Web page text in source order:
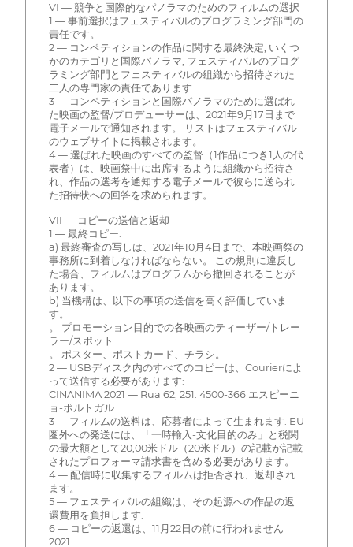
VI — 競争と国際的なパノラマのためのフィルムの選択
1 — 事前選択はフェスティバルのプログラミング部門の
責任です。
2 — コンペティションの作品に関する最終決定, いくつ
かのカテゴリと国際パノラマ, フェスティバルのプログ
ラミング部門とフェスティバルの組織から招待された
二人の専門家の責任であります.
3 — コンペティションと国際パノラマのために選ばれ
た映画の監督/プロデューサーは、2021年9月17日まで
電子メールで通知されます。 リストはフェスティバル
のウェブサイトに掲載されます。
4 — 選ばれた映画のすべての監督（1作品につき1人の代
表者）は、映画祭中に出席するように組織から招待さ
れ、作品の選考を通知する電子メールで彼らに送られ
た招待状への回答を求められます。
VII — コピーの送信と返却
1 — 最終コピー:
a) 最終審査の写しは、2021年10月4日まで、本映画祭の
事務所に到着しなければならない。 この規則に違反し
た場合、フィルムはプログラムから撤回されることが
あります。
b) 当機構は、以下の事項の送信を高く評価していま
す。
。 プロモーション目的での各映画のティーザー/トレー
ラー/スポット
。 ポスター、ポストカード、チラシ。
2 — USBディスク内のすべてのコピーは、Courierによ
って送信する必要があります:
CINANIMA 2021 — Rua 62, 251. 4500-366 エスピーニ
ョ-ポルトガル
3 — フィルムの送料は、応募者によって生まれます. EU
圏外への発送には、「一時輸入-文化目的のみ」と税関
の最大額として20,00米ドル（20米ドル）の記載が記載
されたプロフォーマ請求書を含める必要があります。
4 — 配信時に収集するフィルムは拒否され、返却され
ます。
5 — フェスティバルの組織は、その起源への作品の返
還費用を負担します.
6 — コピーの返還は、11月22日の前に行われません
2021.